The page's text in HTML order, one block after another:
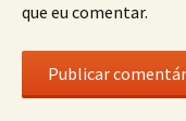
que eu comentar.